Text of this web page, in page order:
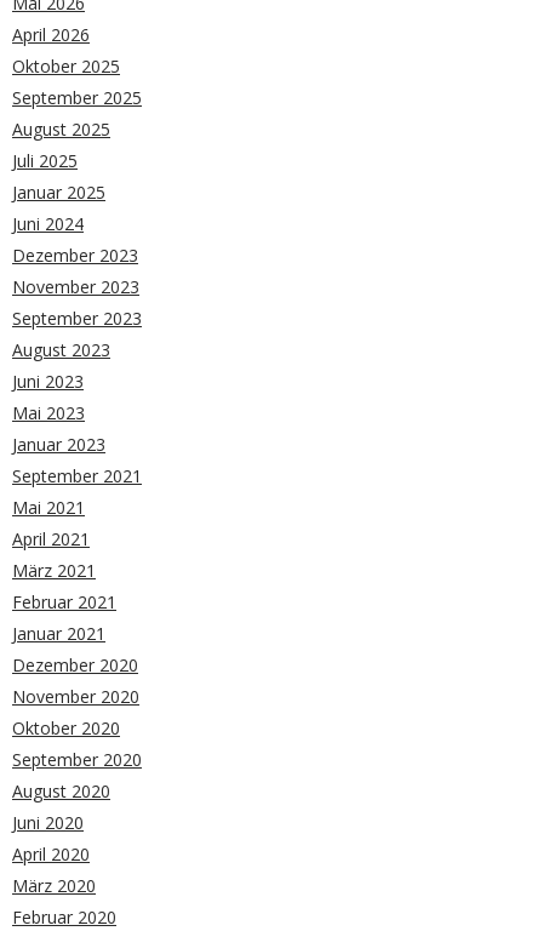
April 2026
Oktober 2025
September 2025
August 2025
Juli 2025
Januar 2025
Juni 2024
Dezember 2023
November 2023
September 2023
August 2023
Juni 2023
Mai 2023
Januar 2023
September 2021
Mai 2021
April 2021
März 2021
Februar 2021
Januar 2021
Dezember 2020
November 2020
Oktober 2020
September 2020
August 2020
Juni 2020
April 2020
März 2020
Februar 2020